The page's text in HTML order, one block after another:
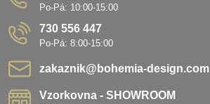
Po-Pá: 10:00-15:00
730 556 447
Po-Pá: 8:00-15:00
zakaznik​@bohemia-design​.com
Vzorkovna - SHOWROOM